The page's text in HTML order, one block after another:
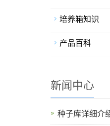
培养箱知识
产品百科
新闻中心
种子库详细介